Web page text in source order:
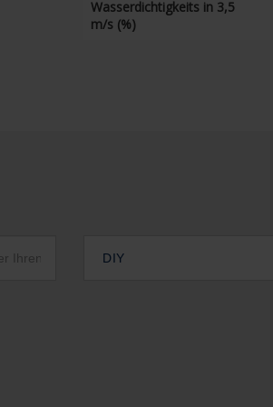
Wasserdichtigkeits in 3,5
m/s (%)
DIY